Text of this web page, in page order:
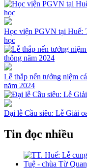
Học viện PGVN tại Huế:
học
Lễ thắp nến tưởng niệm
năm 2024
Đại lễ Cầu siêu: Lễ Giải
Tin đọc nhiều